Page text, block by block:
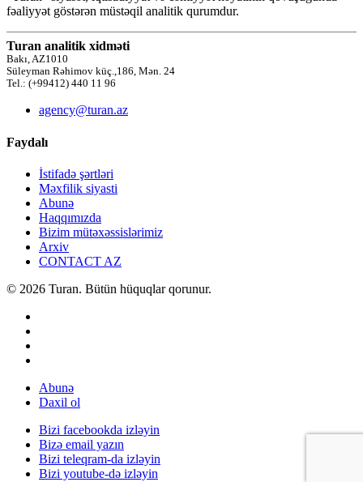
fəaliyyət göstərən müstəqil analitik qurumdur.
Turan analitik xidməti
Bakı, AZ1010
Süleyman Rəhimov küç.,186, Mən. 24
Tel.: (+99412) 440 11 96
agency@turan.az
Faydalı
İstifadə şərtləri
Məxfilik siyasti
Abunə
Haqqımızda
Bizim mütəxəssislərimiz
Arxiv
CONTACT AZ
© 2026 Turan. Bütün hüquqlar qorunur.
Abunə
Daxil ol
Bizi facebookda izləyin
Bizə email yazın
Bizi teleqram-da izləyin
Bizi youtube-də izləyin